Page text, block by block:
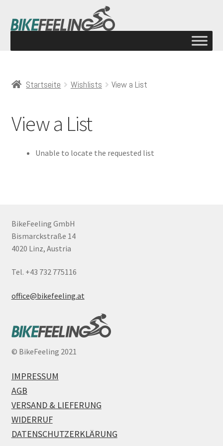
Startseite Wishlists View a List
View a List
Unable to locate the requested list
BikeFeeling GmbH
Bismarckstraße 14
4020 Linz, Austria
Tel. +43 732 775116
office@bikefeeling.at
© BikeFeeling 2021
IMPRESSUM
AGB
VERSAND & LIEFERUNG
WIDERRUF
DATENSCHUTZERKLÄRUNG